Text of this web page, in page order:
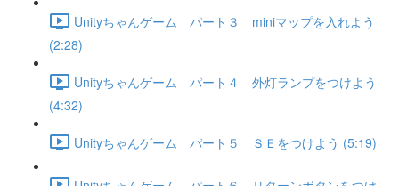
Unityちゃんゲーム パート３ miniマップを入れよう
(2:28)
Unityちゃんゲーム パート４ 外灯ランプをつけよう
(4:32)
Unityちゃんゲーム パート５ ＳＥをつけよう (5:19)